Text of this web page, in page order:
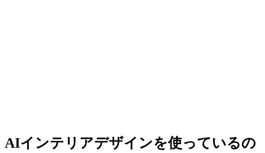
AIインテリアデザインを使っているの